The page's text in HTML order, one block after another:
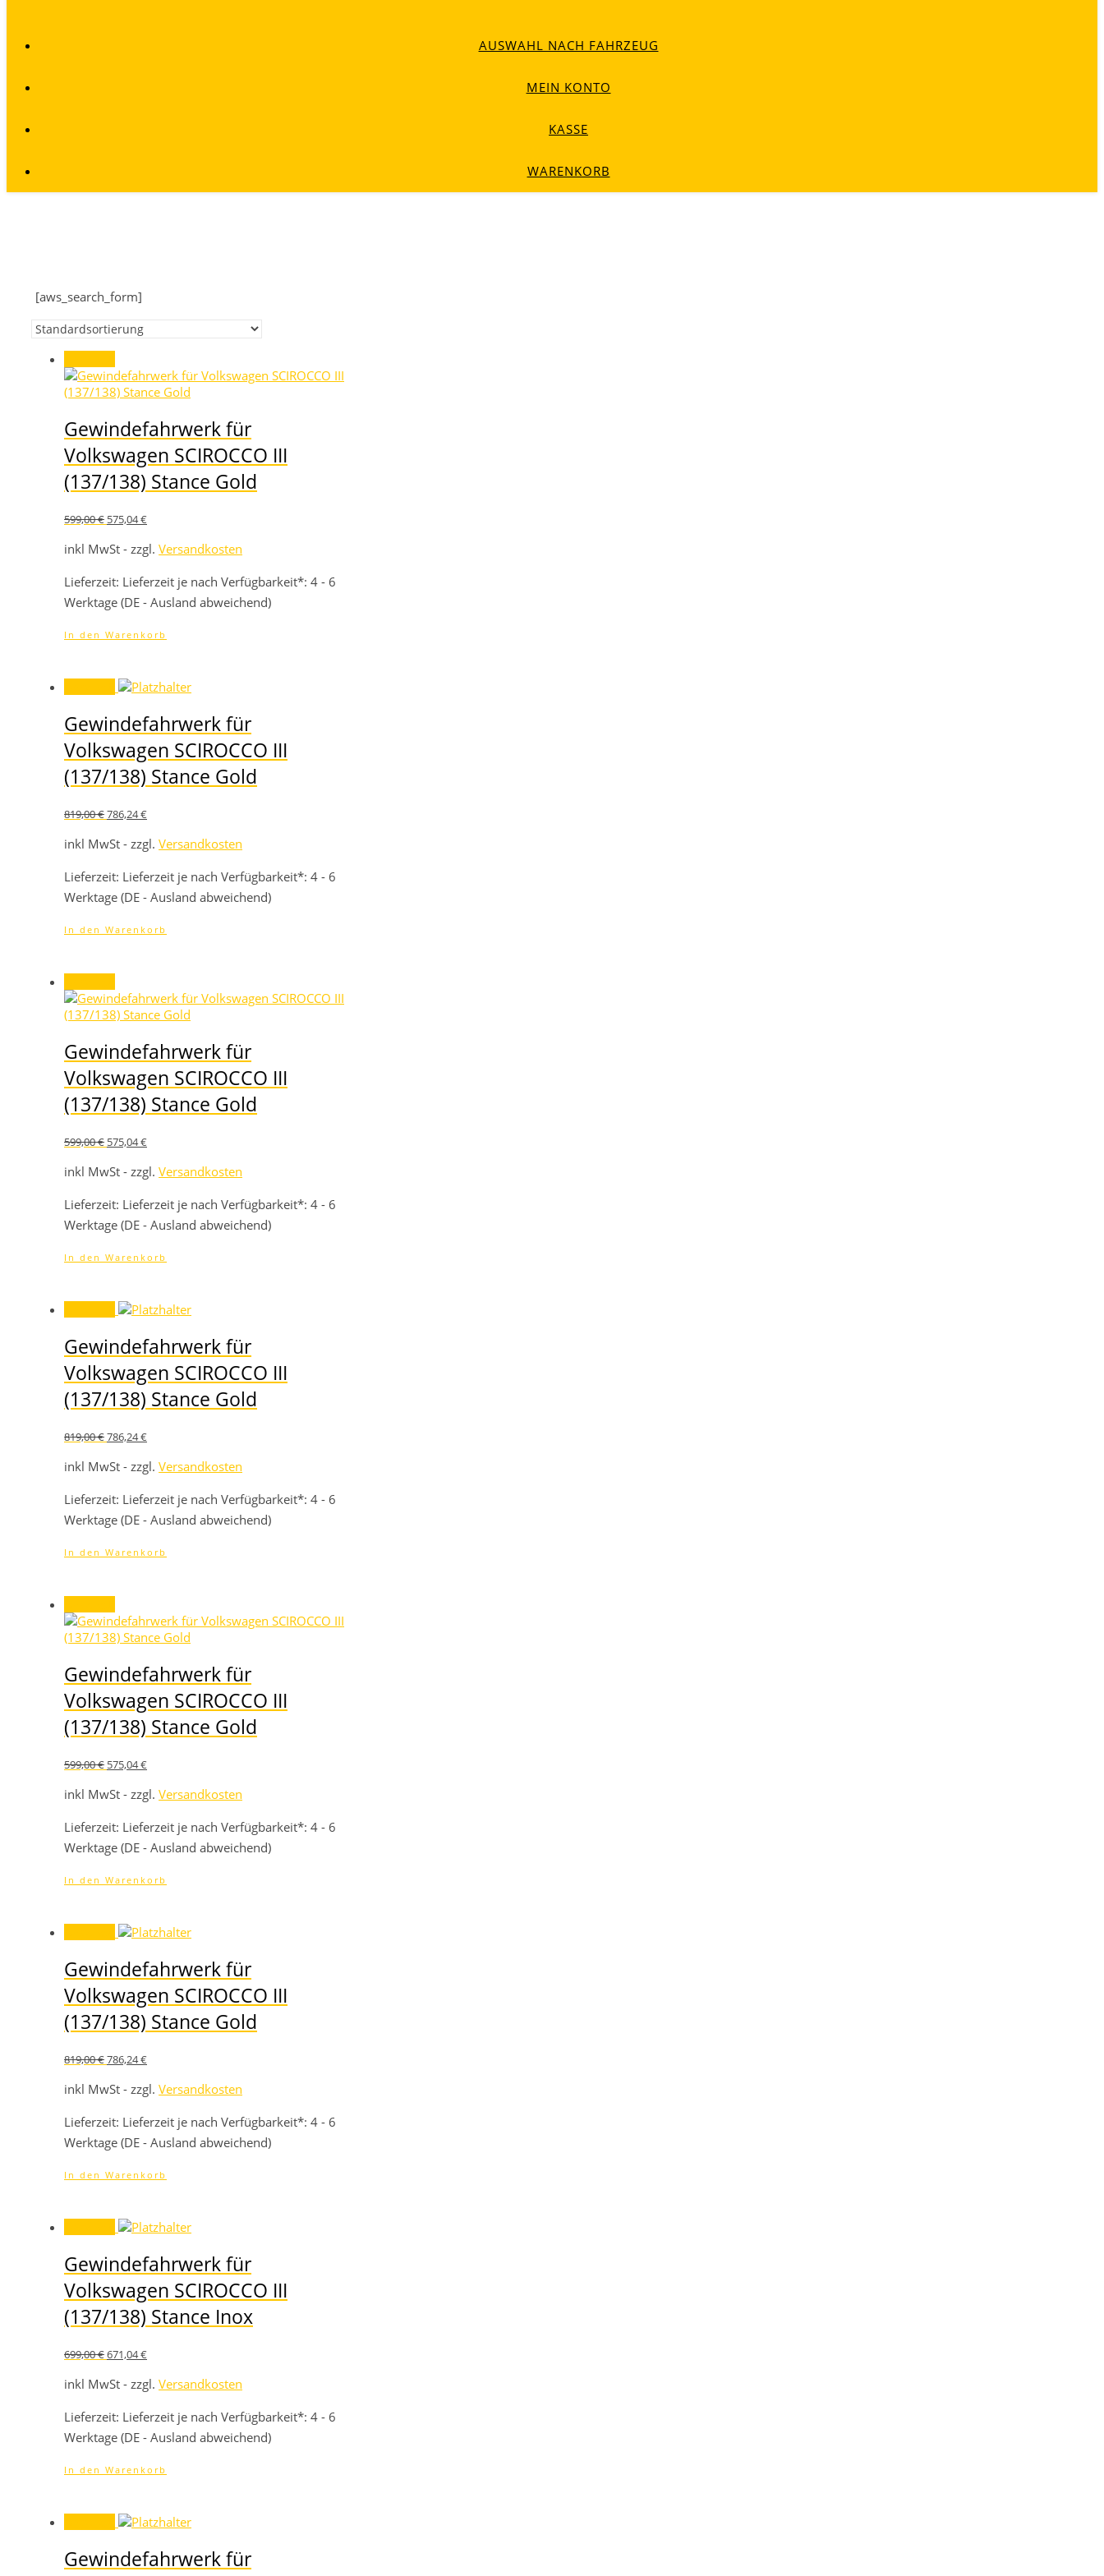
AUSWAHL NACH FAHRZEUG
MEIN KONTO
KASSE
WARENKORB
[aws_search_form]
Gewindefahrwerk für
Volkswagen SCIROCCO III
(137/138) Stance Gold
599,00€ Ursprünglicher
war:
599,00 €
575,04€Aktueller
ist:
575,04 €.
inkl MwSt - zzgl. Versandkosten
Lieferzeit: Lieferzeit je nach Verfügbarkeit*: 4 - 6
Werktage (DE - Ausland abweichend)
In den Warenkorb
Gewindefahrwerk für
Volkswagen SCIROCCO III
(137/138) Stance Gold
819,00€Ursprünglicher
war:
819,00 €
786,24€Aktueller
ist:
786,24 €.
inkl MwSt - zzgl. Versandkosten
Lieferzeit: Lieferzeit je nach Verfügbarkeit*: 4 - 6
Werktage (DE - Ausland abweichend)
In den Warenkorb
Gewindefahrwerk für
Volkswagen SCIROCCO III
(137/138) Stance Gold
599,00€ Ursprünglicher
war:
599,00 €
575,04€Aktueller
ist:
575,04 €.
inkl MwSt - zzgl. Versandkosten
Lieferzeit: Lieferzeit je nach Verfügbarkeit*: 4 - 6
Werktage (DE - Ausland abweichend)
In den Warenkorb
Gewindefahrwerk für
Volkswagen SCIROCCO III
(137/138) Stance Gold
819,00€Ursprünglicher
war:
819,00 €
786,24€Aktueller
ist:
786,24 €.
inkl MwSt - zzgl. Versandkosten
Lieferzeit: Lieferzeit je nach Verfügbarkeit*: 4 - 6
Werktage (DE - Ausland abweichend)
In den Warenkorb
Gewindefahrwerk für
Volkswagen SCIROCCO III
(137/138) Stance Gold
599,00€ Ursprünglicher
war:
599,00 €
575,04€Aktueller
ist:
575,04 €.
inkl MwSt - zzgl. Versandkosten
Lieferzeit: Lieferzeit je nach Verfügbarkeit*: 4 - 6
Werktage (DE - Ausland abweichend)
In den Warenkorb
Gewindefahrwerk für
Volkswagen SCIROCCO III
(137/138) Stance Gold
819,00€Ursprünglicher
war:
819,00 €
786,24€Aktueller
ist:
786,24 €.
inkl MwSt - zzgl. Versandkosten
Lieferzeit: Lieferzeit je nach Verfügbarkeit*: 4 - 6
Werktage (DE - Ausland abweichend)
In den Warenkorb
Gewindefahrwerk für
Volkswagen SCIROCCO III
(137/138) Stance Inox
699,00€Ursprünglicher
war:
699,00 €
671,04€Aktueller
ist:
671,04 €.
inkl MwSt - zzgl. Versandkosten
Lieferzeit: Lieferzeit je nach Verfügbarkeit*: 4 - 6
Werktage (DE - Ausland abweichend)
In den Warenkorb
Gewindefahrwerk für